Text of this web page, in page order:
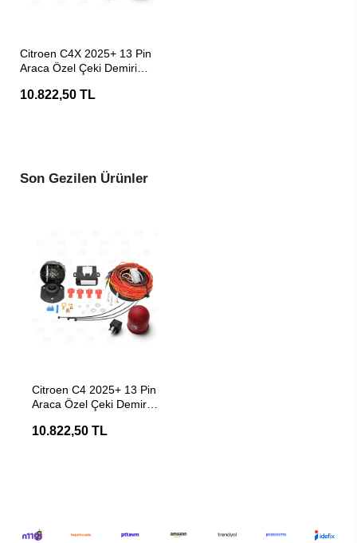
Citroen C4X 2025+ 13 Pin
Araca Özel Çeki Demiri
10.822,50 TL
Son Gezilen Ürünler
Citroen C4 2025+ 13 Pin
Araca Özel Çeki Demiri
10.822,50 TL